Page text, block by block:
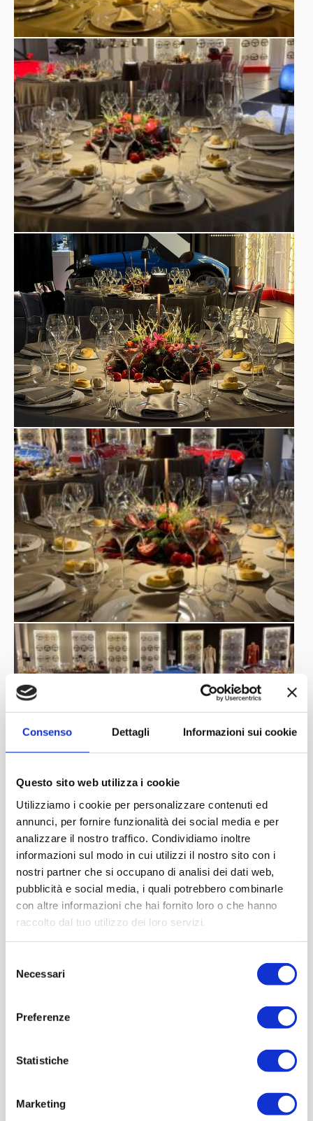
Consenso Dettagli Informazioni sui cookie
Questo sito web utilizza i cookie
Utilizziamo i cookie per personalizzare contenuti ed
annunci, per fornire funzionalità dei social media e per
analizzare il nostro traffico. Condividiamo inoltre
informazioni sul modo in cui utilizzi il nostro sito con i
nostri partner che si occupano di analisi dei dati web,
pubblicità e social media, i quali potrebbero combinarle
con altre informazioni che hai fornito loro o che hanno
raccolto dal tuo utilizzo dei loro servizi.
delNecessari
Preferenze
Statistiche
Marketing